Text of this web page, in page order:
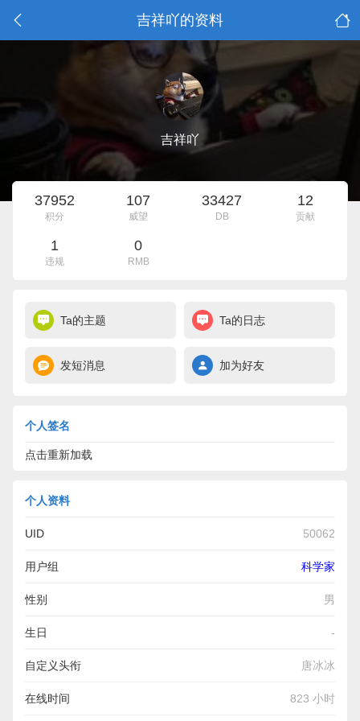
吉祥吖的资料
吉祥吖
37952
积分
107
威望
33427
DB
12
贡献
1
违规
0
RMB
Ta的主题 Ta的日志
发短消息 加为好友
个人签名
点击重新加载
个人资料
UID 50062
用户组 科学家
性别 男
生日 -
自定义头衔 唐冰冰
在线时间 823 小时